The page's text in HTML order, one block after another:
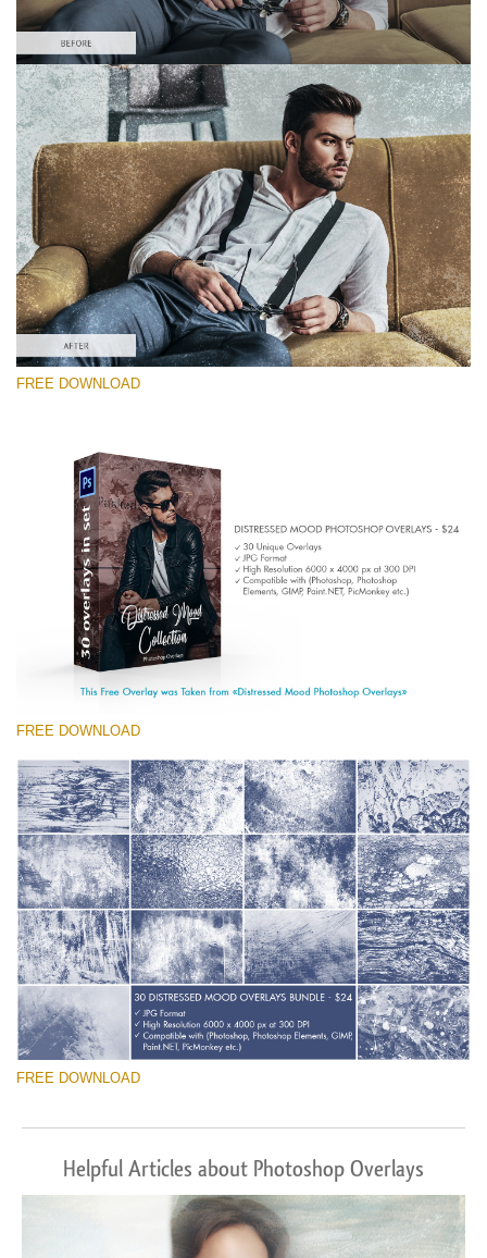
Please select
Free Photoshop Overlay #2
Small 800*533px
Distressed Mood
(30 Overlays)
Large 6000*4000px
Entire Collection
(1783 Overlays)
Large 6000*4000px
Free download
FREE DOWNLOAD
FREE DOWNLOAD
FREE DOWNLOAD
Helpful Articles about Photoshop Overlays